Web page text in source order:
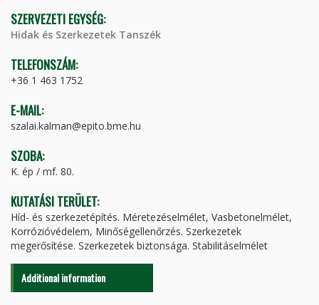
SZERVEZETI EGYSÉG:
Hidak és Szerkezetek Tanszék
TELEFONSZÁM:
+36 1 463 1752
E-MAIL:
szalai.kalman@epito.bme.hu
SZOBA:
K. ép / mf. 80.
KUTATÁSI TERÜLET:
Híd- és szerkezetépítés. Méretezéselmélet, Vasbetonelmélet,
Korrózióvédelem, Minőségellenőrzés. Szerkezetek
megerősítése. Szerkezetek biztonsága. Stabilitáselmélet
Additional information